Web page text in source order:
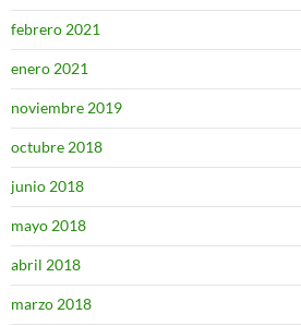
febrero 2021
enero 2021
noviembre 2019
octubre 2018
junio 2018
mayo 2018
abril 2018
marzo 2018